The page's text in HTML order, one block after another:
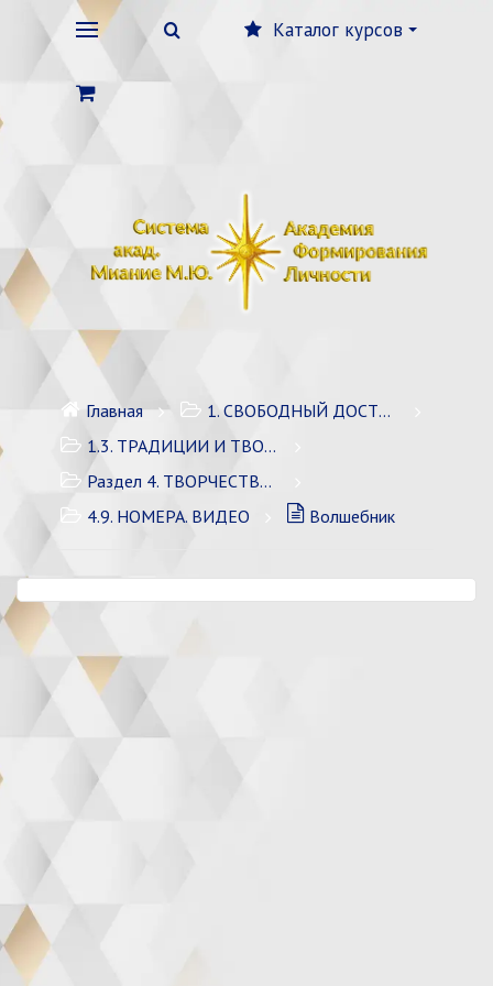
Каталог курсов
Главная
1. СВОБОДНЫЙ ДОСТУП
1.3. ТРАДИЦИИ И ТВОРЧЕСТВО, ФОРМИРУЮЩИЕ ЛИЧНОСТЬ
Раздел 4. ТВОРЧЕСТВО СИСТЕМЫ
4.9. НОМЕРА. ВИДЕО
Волшебник